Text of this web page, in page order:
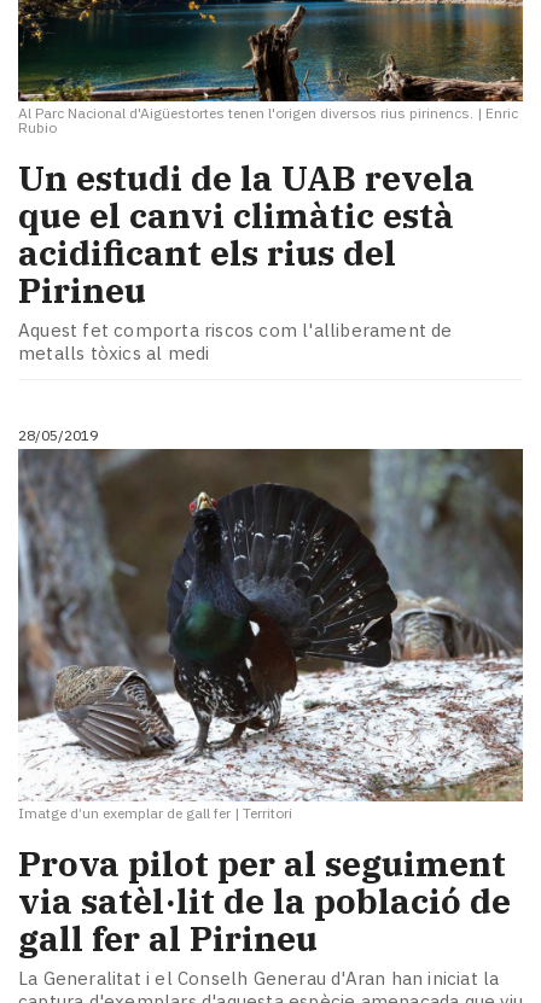
Al Parc Nacional d'Aigüestortes tenen l'origen diversos rius pirinencs. | Enric
Rubio
Un estudi de la UAB revela
que el canvi climàtic està
acidificant els rius del
Pirineu
Aquest fet comporta riscos com l'alliberament de
metalls tòxics al medi
28/05/2019
Imatge d’un exemplar de gall fer | Territori
Prova pilot per al seguiment
via satèl·lit de la població de
gall fer al Pirineu
La Generalitat i el Conselh Generau d'Aran han iniciat la